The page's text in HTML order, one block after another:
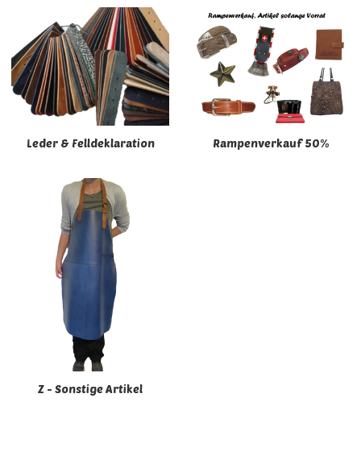
Leder & Felldeklaration Rampenverkauf 50%
Z - Sonstige Artikel